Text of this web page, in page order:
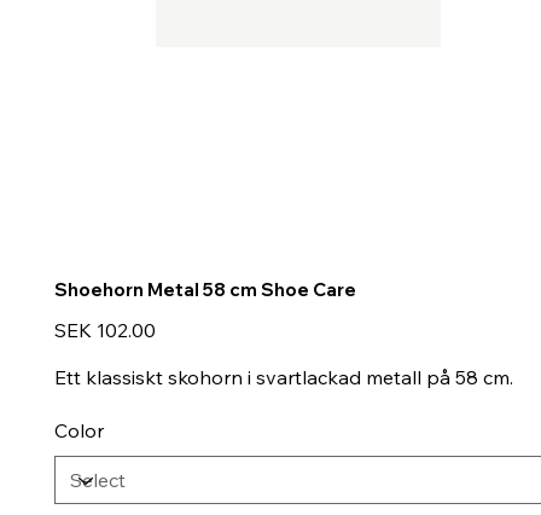
Shoehorn Metal 58 cm Shoe Care
Price
SEK 102.00
Ett klassiskt skohorn i svartlackad metall på 58 cm.
Color